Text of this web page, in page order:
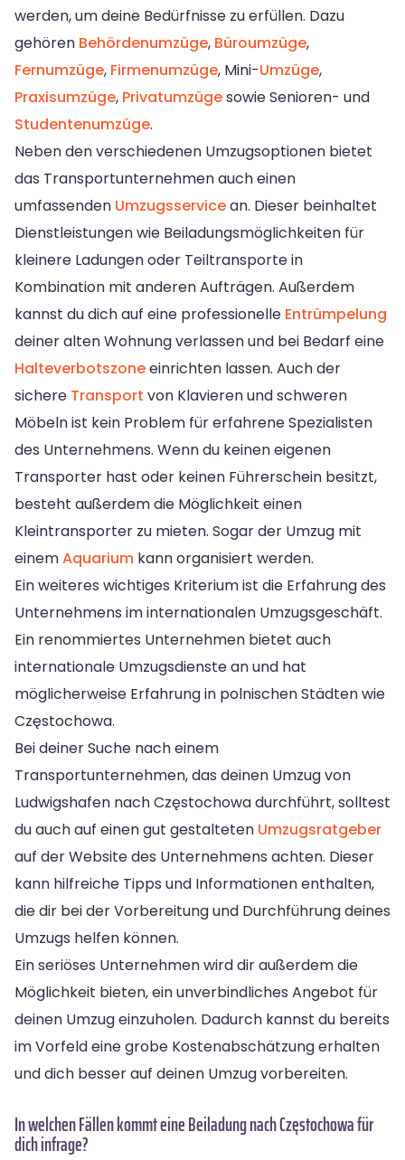
werden, um deine Bedürfnisse zu erfüllen. Dazu
gehören Behördenumzüge, Büroumzüge,
Fernumzüge, Firmenumzüge, Mini-Umzüge,
Praxisumzüge, Privatumzügesowie Senioren- und
Studentenumzüge.
Neben den verschiedenen Umzugsoptionen bietet
das Transportunternehmen auch einen
umfassenden Umzugsservicean. Dieser beinhaltet
Dienstleistungen wie Beiladungsmöglichkeiten für
kleinere Ladungen oder Teiltransporte in
Kombination mit anderen Aufträgen. Außerdem
kannst du dich auf eine professionelle Entrümpelung
deiner alten Wohnung verlassen und bei Bedarf eine
Halteverbotszoneeinrichten lassen. Auch der
sichere Transport von Klavieren und schweren
Möbeln ist kein Problem für erfahrene Spezialisten
des Unternehmens. Wenn du keinen eigenen
Transporter hast oder keinen Führerschein besitzt,
besteht außerdem die Möglichkeit einen
Kleintransporter zu mieten. Sogar der Umzug mit
einemAquarium kann organisiert werden.
Ein weiteres wichtiges Kriterium ist die Erfahrung des
Unternehmens im internationalen Umzugsgeschäft.
Ein renommiertes Unternehmen bietet auch
internationale Umzugsdienste an und hat
möglicherweise Erfahrung in polnischen Städten wie
Częstochowa.
Bei deiner Suche nach einem
Transportunternehmen, das deinen Umzug von
Ludwigshafen nach Częstochowa durchführt, solltest
du auch auf einen gut gestalteten Umzugsratgeber
auf der Website des Unternehmens achten. Dieser
kann hilfreiche Tipps und Informationen enthalten,
die dir bei der Vorbereitung und Durchführung deines
Umzugs helfen können.
Ein seriöses Unternehmen wird dir außerdem die
Möglichkeit bieten, ein unverbindliches Angebot für
deinen Umzug einzuholen. Dadurch kannst du bereits
im Vorfeld eine grobe Kostenabschätzung erhalten
und dich besser auf deinen Umzug vorbereiten.
In welchen Fällen kommt eine Beiladung nach Częstochowa für
dich infrage?